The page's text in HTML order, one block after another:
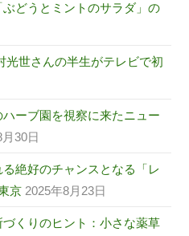
どうとミントのサラダ」の
光世さんの半生がテレビで初
ーブ園を視察に来たニュー
30日
絶好のチャンスとなる「レ
京 2025年8月23日
くりのヒント：小さな薬草